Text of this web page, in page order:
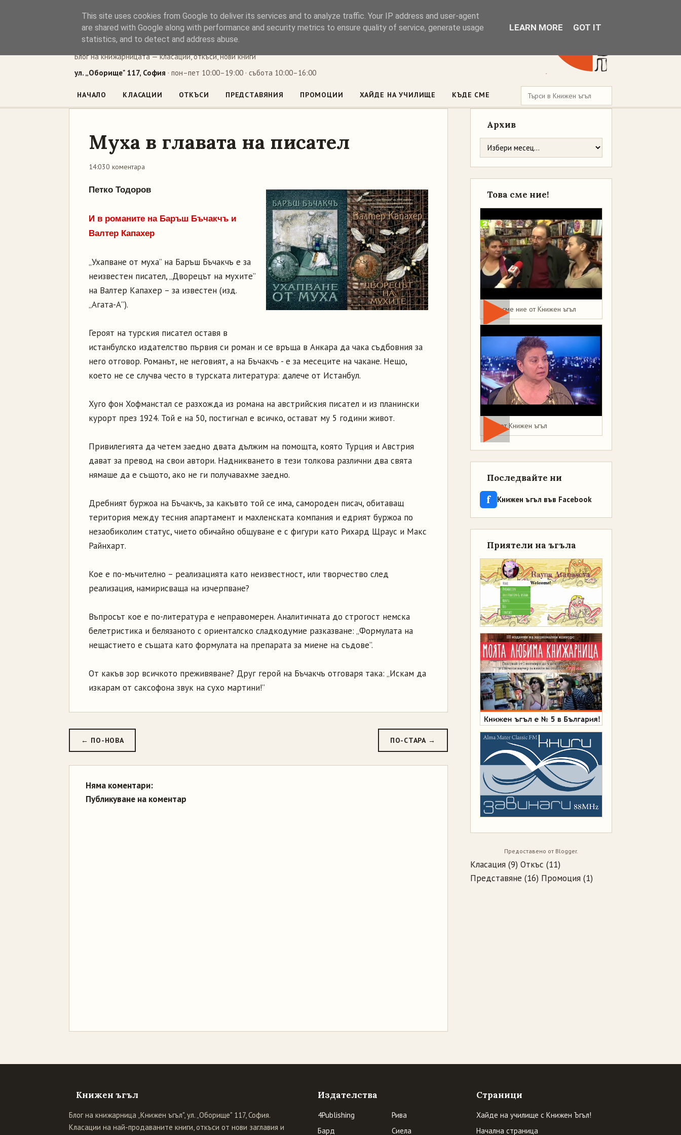
Книжен ъгъл
Блог на книжарницата — класации, откъси, нови книги
ул. „Оборище" 117, София · пон–пет 10:00–19:00 · събота 10:00–16:00
НАЧАЛО КЛАСАЦИИ ОТКЪСИ ПРЕДСТАВЯНИЯ ПРОМОЦИИ ХАЙДЕ НА УЧИЛИЩЕ КЪДЕ СМЕ
Муха в главата на писател
14:030 коментара
Петко Тодоров
И в романите на Баръш Бъчакчъ и
Валтер Капахер
„Ухапване от муха” на Баръш Бъчакчъ е за
неизвестен писател, „Дворецът на мухите”
на Валтер Капахер – за известен (изд.
„Агата-А”).
Героят на турския писател оставя в
истанбулско издателство първия си роман и се връща в Анкара да чака съдбовния за
него отговор. Романът, не неговият, а на Бъчакчъ - е за месеците на чакане. Нещо,
което не се случва често в турската литература: далече от Истанбул.
Хуго фон Хофманстал се разхожда из романа на австрийския писател и из планински
курорт през 1924. Той е на 50, постигнал е всичко, остават му 5 години живот.
Привилегията да четем заедно двата дължим на помощта, която Турция и Австрия
дават за превод на свои автори. Надникването в тези толкова различни два свята
нямаше да е същото, ако не ги получавахме заедно.
Дребният буржоа на Бъчакчъ, за какъвто той се има, самороден писач, обитаващ
територия между тесния апартамент и махленската компания и едрият буржоа по
незаобиколим статус, чието обичайно общуване е с фигури като Рихард Щраус и Макс
Райнхарт.
Кое е по-мъчително – реализацията като неизвестност, или творчество след
реализация, намирисваща на изчерпване?
Въпросът кое е по-литература е неправомерен. Аналитичната до строгост немска
белетристика и белязаното с ориенталско сладкодумие разказване: „Формулата на
нещастието е същата като формулата на препарата за миене на съдове”.
От какъв зор всичкото преживяване? Друг герой на Бъчакчъ отговаря така: „Искам да
изкарам от саксофона звук на сухо мартини!”
← ПО-НОВА ПО-СТАРА →
Няма коментари:
Публикуване на коментар
Архив
Това сме ние!
Това сме ние от Книжен ъгъл
Мая от Книжен ъгъл
Последвайте ни
f Книжен ъгъл във Facebook
Приятели на ъгъла
Предоставено от Blogger.
Класация (9) Откъс (11)
Представяне (16) Промоция (1)
Книжен ъгъл
Блог на книжарница „Книжен ъгъл", ул. „Оборище" 117, София.
Класации на най-продаваните книги, откъси от нови заглавия и
Издателства
4Publishing
Бард
Рива
Сиела
Страници
Хайде на училище с Книжен Ъгъл!
Начална страница
This site uses cookies from Google to deliver its services and to analyze traffic. Your IP address and user-agent
are shared with Google along with performance and security metrics to ensure quality of service, generate usage
statistics, and to detect and address abuse.
LEARN MORE GOT IT